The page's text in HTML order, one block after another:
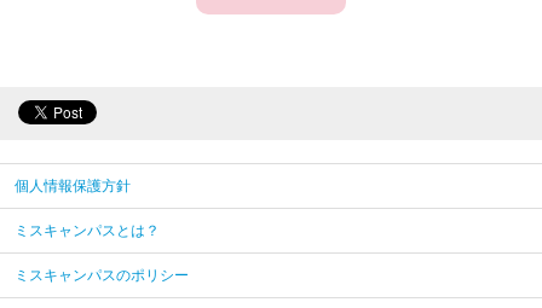
個人情報保護方針
ミスキャンパスとは？
ミスキャンパスのポリシー